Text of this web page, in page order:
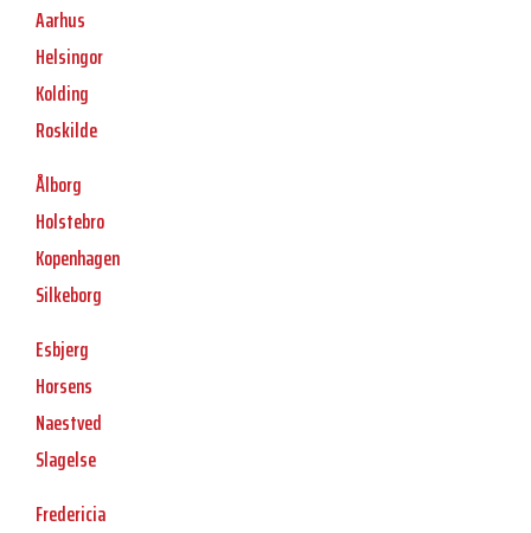
Aarhus
Helsingor
Kolding
Roskilde
Ålborg
Holstebro
Kopenhagen
Silkeborg
Esbjerg
Horsens
Naestved
Slagelse
Fredericia